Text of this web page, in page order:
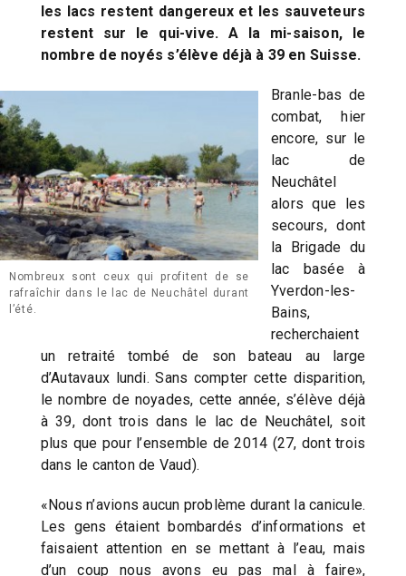
les lacs restent dangereux et les sauveteurs
restent sur le qui-vive. A la mi-saison, le
nombre de noyés s’élève déjà à 39 en Suisse.
Nombreux sont ceux qui profitent de se
rafraîchir dans le lac de Neuchâtel durant
l’été.
Branle-bas de
combat, hier
encore, sur le
lac de
Neuchâtel
alors que les
secours, dont
la Brigade du
lac basée à
Yverdon-les-
Bains,
recherchaient
un retraité tombé de son bateau au large
d’Autavaux lundi. Sans compter cette disparition,
le nombre de noyades, cette année, s’élève déjà
à 39, dont trois dans le lac de Neuchâtel, soit
plus que pour l’ensemble de 2014 (27, dont trois
dans le canton de Vaud).
«Nous n’avions aucun problème durant la canicule.
Les gens étaient bombardés d’informations et
faisaient attention en se mettant à l’eau, mais
d’un coup nous avons eu pas mal à faire»,